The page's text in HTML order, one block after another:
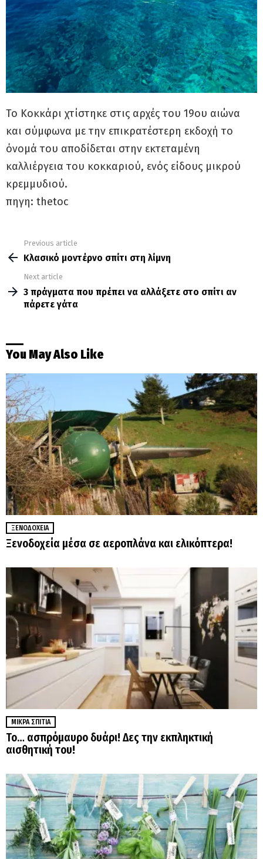
Το Κοκκάρι χτίστηκε στις αρχές του 19ου αιώνα
και σύμφωνα με την επικρατέστερη εκδοχή το
όνομά του αποδίδεται στην εκτεταμένη
καλλιέργεια του κοκκαριού, ενός είδους μικρού
κρεμμυδιού.
πηγη: thetoc
more
Previous article
Κλασικό μοντέρνο σπίτι στη λίμνη
Next article
3 πράγματα που πρέπει να αλλάξετε στο σπίτι αν
πάρετε γάτα
You May Also Like
ΞΕΝΟΔΟΧΕΊΑ
Ξενοδοχεία μέσα σε αεροπλάνα και ελικόπτερα!
ΜΙΚΡΆ ΣΠΊΤΙΑ
Το… ασπρόμαυρο δυάρι! Δες την εκπληκτική
αισθητική του!